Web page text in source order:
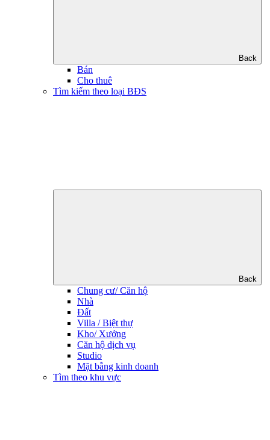
Back
Bán
Cho thuê
Tìm kiếm theo loại BĐS
Back
Chung cư/ Căn hộ
Nhà
Đất
Villa / Biệt thự
Kho/ Xưởng
Căn hộ dịch vụ
Studio
Mặt bằng kinh doanh
Tìm theo khu vực